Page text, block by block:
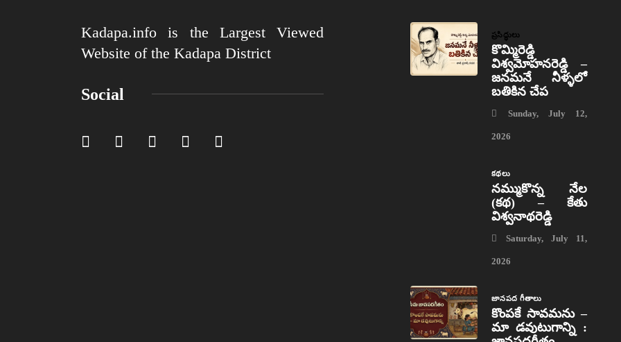
Kadapa.info is the Largest Viewed
Website of the Kadapa District
Social
ప్రసిద్ధులు
కొమ్మిరెడ్డి
విశ్వమోహనరెడ్డి –
జనమనే నీళ్ళలో
బతికిన చేప
Sunday, July 12,
2026
కథలు
నమ్ముకొన్న నేల
(కథ) – కేతు
విశ్వనాథరెడ్డి
Saturday, July 11,
2026
జానపద గీతాలు
కొంపకే సావమను –
మా డవుటుగాన్ని :